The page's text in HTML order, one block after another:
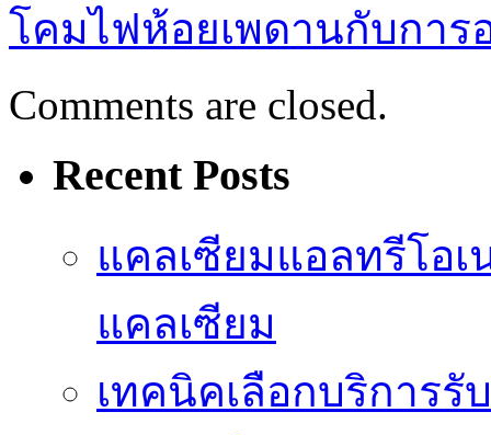
โคมไฟห้อยเพดานกับกา
Comments are closed.
Recent Posts
แคลเซียมแอลทรีโอ
แคลเซียม
เทคนิคเลือกบริการรั